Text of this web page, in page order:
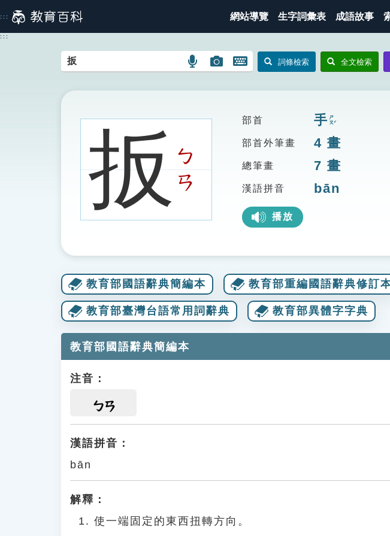
到
主
::: 網站導覽 生字詞彙表 成語故事
:::
語
搜
圖
圖
搜
開
鍵
圖
詞條檢索 全文檢索
扳ㄅ
ㄢ
部首 手ㄕㄡˇ
部首外筆畫 4 畫
總筆畫 7 畫
漢語拼音 bān
播放
教育部國語辭典簡編本 教育部重編國語辭典修訂
教育部臺灣台語常用詞辭典 教育部異體字字典
教育部國語辭典簡編本
注音：
ㄅㄢ
漢語拼音：
bān
解釋：
使一端固定的東西扭轉方向。